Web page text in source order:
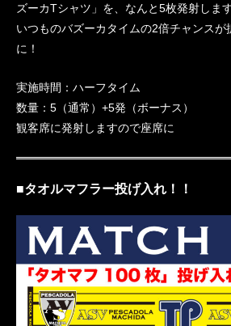
ズーカTシャツ」を、なんと5枚発射します
いつものバズーカタイムの2倍チャンスが
に！
実施時間：ハーフタイム
数量：5（通常）+5発（ボーナス）
観客席に発射しますので座席に
■タオルマフラー投げ入れ！！